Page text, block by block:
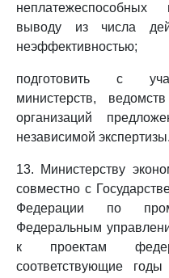
неплатежеспособных
выводу из числа
неэффективностью;
подготовить с
министерств,
организаций
независимой экспертизы.
13. Министерству
совместно с
Федерации по
Федеральным
к проектам
соответствующие